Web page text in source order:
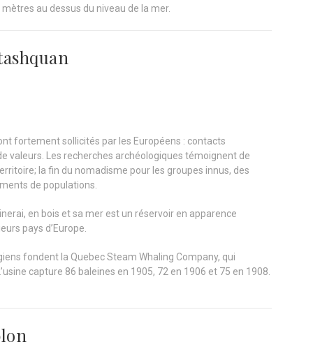
au dessus du niveau de la mer.
fortement sollicités par les Européens : contacts
valeurs. Les recherches archéologiques témoignent de
la fin du nomadisme pour les groupes innus, des
de populations.
en bois et sa mer est un réservoir en apparence
pays d’Europe.
fondent la Quebec Steam Whaling Company, qui
capture 86 baleines en 1905, 72 en 1906 et 75 en 1908.